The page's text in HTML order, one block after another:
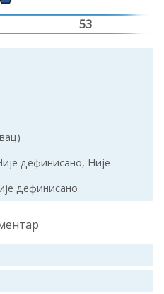
53
дефинисано, Није
дефинисано